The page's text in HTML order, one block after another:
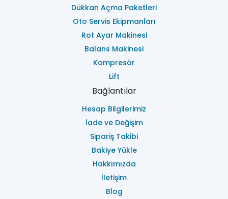
Dükkan Açma Paketleri
Oto Servis Ekipmanları
Rot Ayar Makinesi
Balans Makinesi
Kompresör
Lift
Bağlantılar
Hesap Bilgilerimiz
İade ve Değişim
Sipariş Takibi
Bakiye Yükle
Hakkımızda
İletişim
Blog